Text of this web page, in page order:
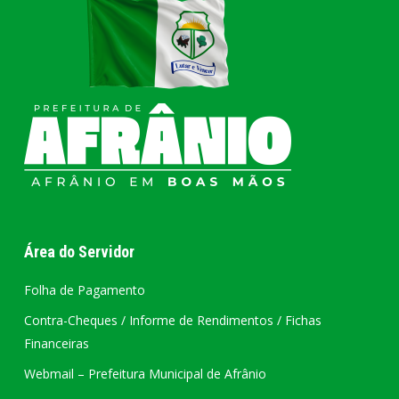
Área do Servidor
Folha de Pagamento
Contra-Cheques / Informe de Rendimentos / Fichas
Financeiras
Webmail – Prefeitura Municipal de Afrânio